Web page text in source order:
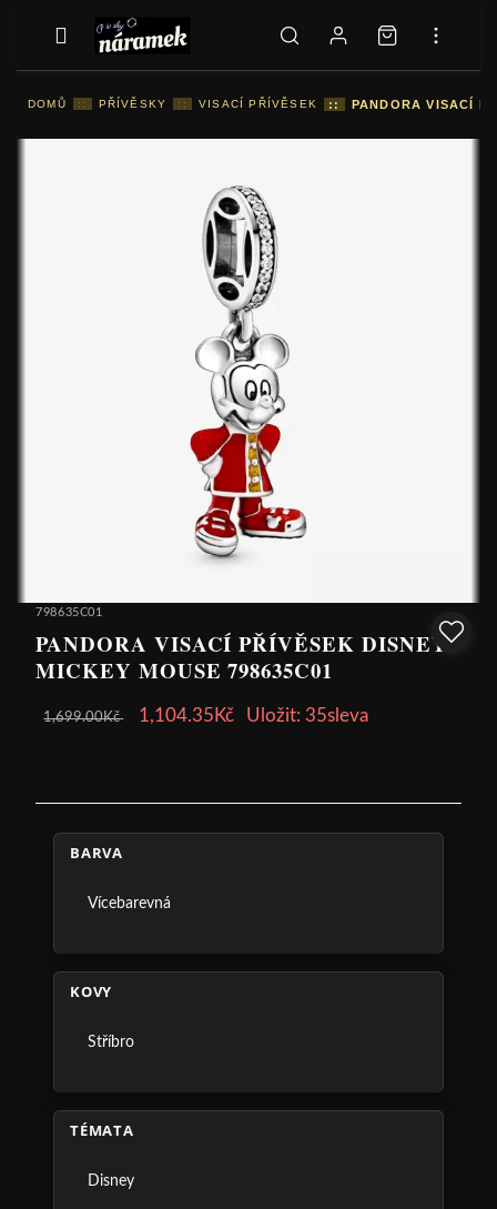
DOMŮ :: PŘÍVĚSKY :: VISACÍ PŘÍVĚSEK :: PANDORA VISACÍ
798635C01
PANDORA VISACÍ PŘÍVĚSEK DISNEY
MICKEY MOUSE 798635C01
1,699.00Kč 1,104.35Kč Uložit: 35sleva
BARVA
Vícebarevná
KOVY
Stříbro
TÉMATA
Disney